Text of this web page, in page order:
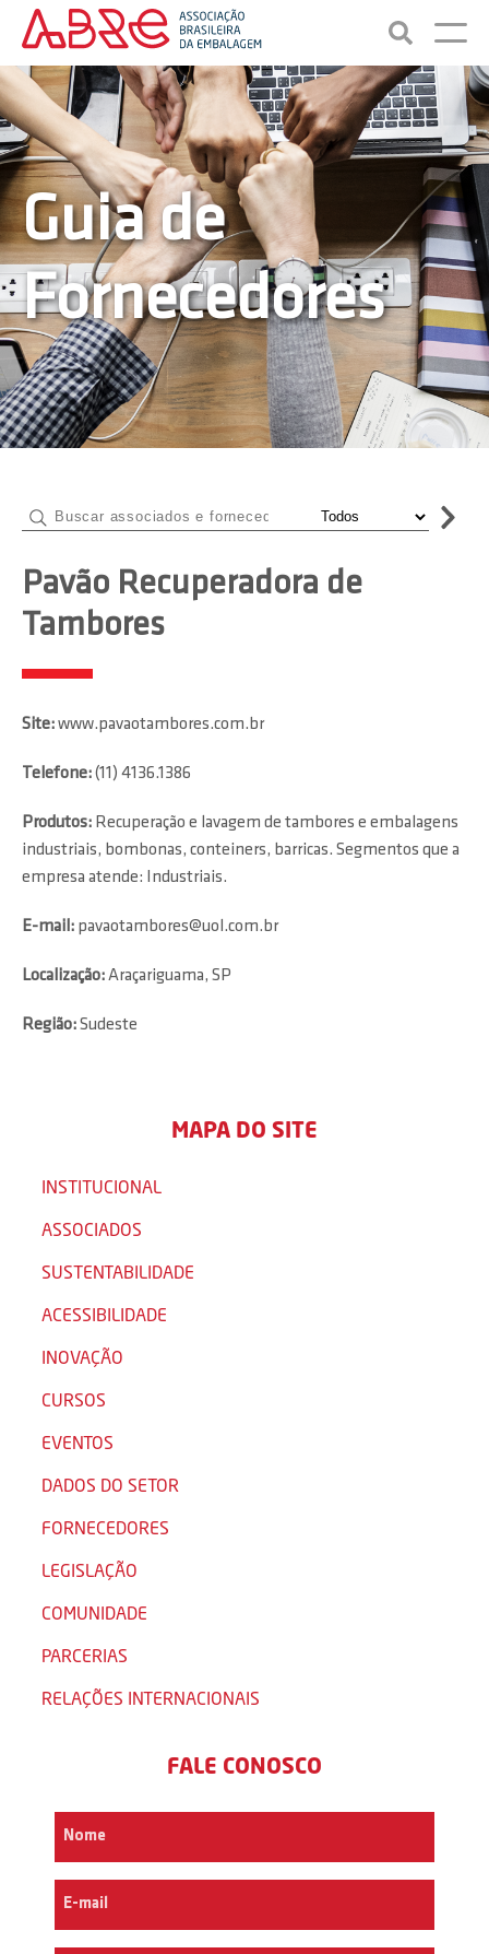
Guia de
Fornecedores
Pavão Recuperadora de
Tambores
Site:www.pavaotambores.com.br
Telefone:(11) 4136.1386
Produtos: Recuperação e lavagem de tambores e embalagens
industriais, bombonas, conteiners, barricas. Segmentos que a
empresa atende: Industriais.
E-mail: pavaotambores@uol.com.br
Localização:Araçariguama, SP
Região:Sudeste
MAPA DO SITE
INSTITUCIONAL
ASSOCIADOS
SUSTENTABILIDADE
ACESSIBILIDADE
INOVAÇÃO
CURSOS
EVENTOS
DADOS DO SETOR
FORNECEDORES
LEGISLAÇÃO
COMUNIDADE
PARCERIAS
RELAÇÕES INTERNACIONAIS
FALE CONOSCO